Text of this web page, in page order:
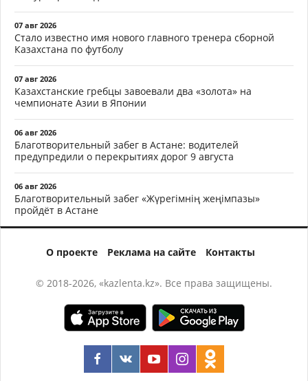
07 авг 2026
Стало известно имя нового главного тренера сборной
Казахстана по футболу
07 авг 2026
Казахстанские гребцы завоевали два «золота» на
чемпионате Азии в Японии
06 авг 2026
Благотворительный забег в Астане: водителей
предупредили о перекрытиях дорог 9 августа
06 авг 2026
Благотворительный забег «Жүрегімнің жеңімпазы»
пройдёт в Астане
О проекте Реклама на сайте Контакты
© 2018-2026, «kazlenta.kz». Все права защищены.